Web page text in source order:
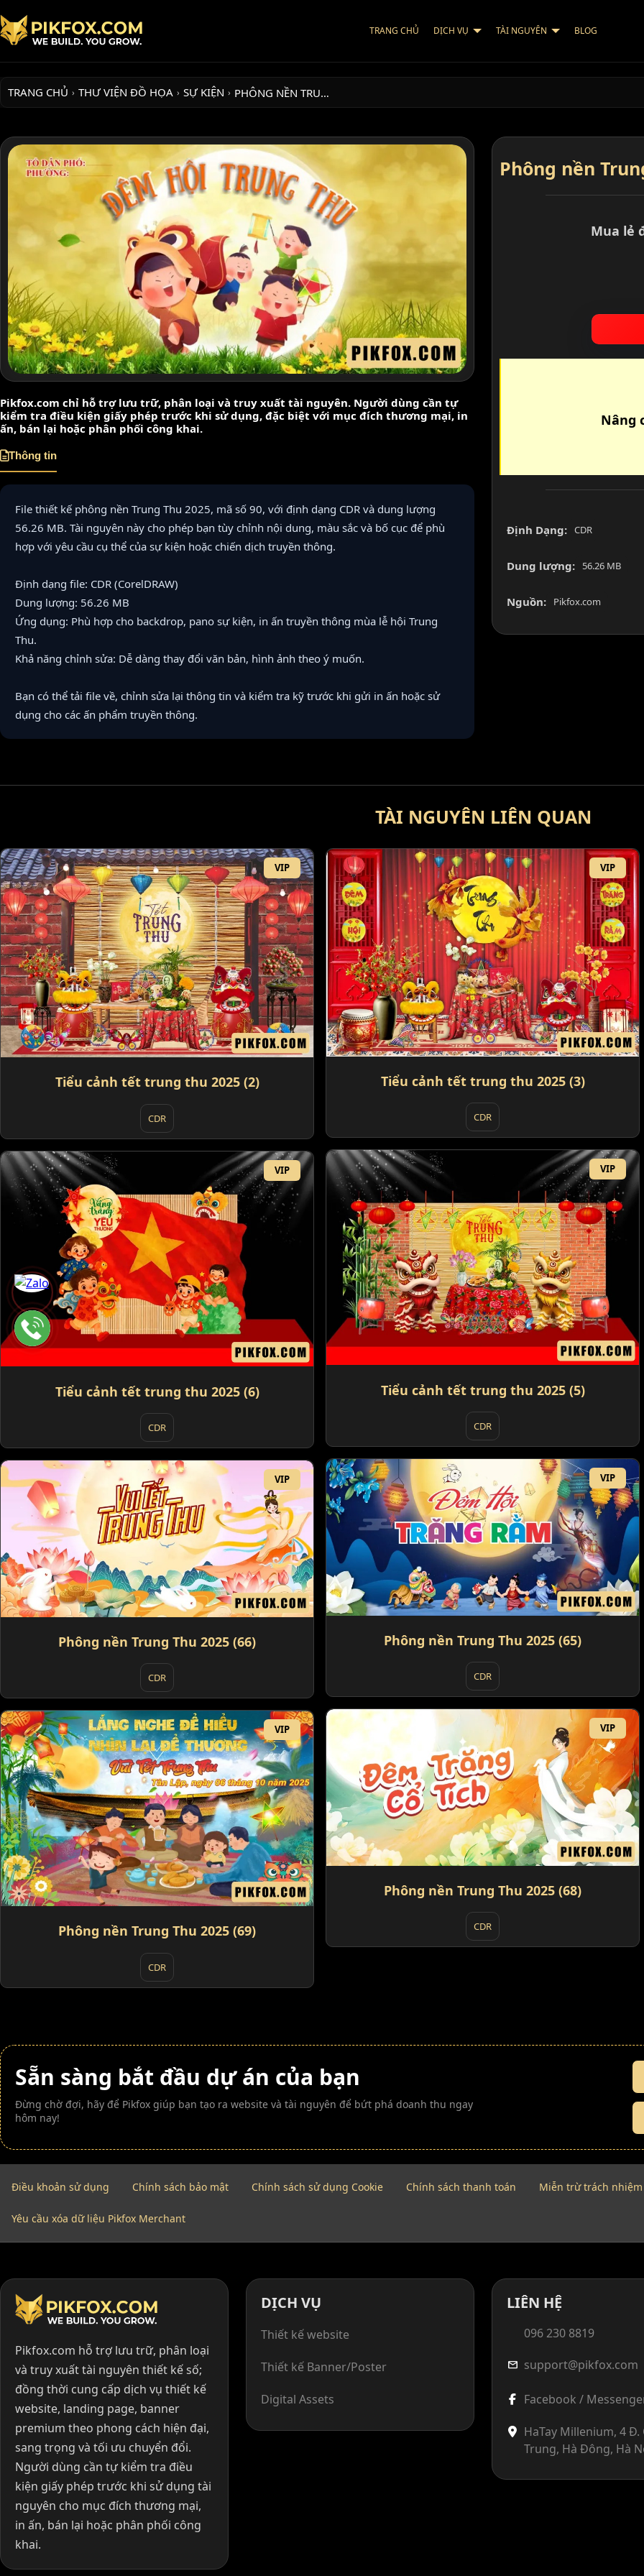
TRANG CHỦ DỊCH VỤ TÀI NGUYÊN BLOG
TRANG CHỦ › THƯ VIỆN ĐỒ HỌA › SỰ KIỆN › PHÔNG NỀN TRU…
Pikfox.com chỉ hỗ trợ lưu trữ, phân loại và truy xuất tài nguyên. Người dùng cần tự
kiểm tra điều kiện giấy phép trước khi sử dụng, đặc biệt với mục đích thương mại, in
ấn, bán lại hoặc phân phối công khai.
Thông tin
File thiết kế phông nền Trung Thu 2025, mã số 90, với định dạng CDR và dung lượng
56.26 MB. Tài nguyên này cho phép bạn tùy chỉnh nội dung, màu sắc và bố cục để phù
hợp với yêu cầu cụ thể của sự kiện hoặc chiến dịch truyền thông.
Định dạng file: CDR (CorelDRAW)
Dung lượng: 56.26 MB
Ứng dụng: Phù hợp cho backdrop, pano sự kiện, in ấn truyền thông mùa lễ hội Trung
Thu.
Khả năng chỉnh sửa: Dễ dàng thay đổi văn bản, hình ảnh theo ý muốn.
Bạn có thể tải file về, chỉnh sửa lại thông tin và kiểm tra kỹ trước khi gửi in ấn hoặc sử
dụng cho các ấn phẩm truyền thông.
Phông nền
Mua lẻ
Nâng
Định Dạng: CDR
Dung lượng: 56.26 MB
Nguồn: Pikfox.com
TÀI NGUYÊN LIÊN QUAN
VIP
Tiểu cảnh tết trung thu 2025 (2)
CDR
VIP
Tiểu cảnh tết trung thu 2025 (3)
CDR
VIP
Tiểu cảnh tết trung thu 2025 (5)
CDR
VIP
Tiểu cảnh tết trung thu 2025 (6)
CDR
VIP
Phông nền Trung Thu 2025 (65)
CDR
VIP
Phông nền Trung Thu 2025 (66)
CDR
VIP
Phông nền Trung Thu 2025 (68)
CDR
VIP
Phông nền Trung Thu 2025 (69)
CDR
Sẵn sàng bắt đầu dự án của bạn
Đừng chờ đợi, hãy để Pikfox giúp bạn tạo ra website và tài nguyên để bứt phá doanh thu ngay
hôm nay!
Điều khoản sử dụng Chính sách bảo mật Chính sách sử dụng Cookie Chính sách thanh toán Miễn trừ trách nhiệm
Yêu cầu xóa dữ liệu Pikfox Merchant
Pikfox.com hỗ trợ lưu trữ, phân loại
và truy xuất tài nguyên thiết kế số;
đồng thời cung cấp dịch vụ thiết kế
website, landing page, banner
premium theo phong cách hiện đại,
sang trọng và tối ưu chuyển đổi.
Người dùng cần tự kiểm tra điều
kiện giấy phép trước khi sử dụng tài
nguyên cho mục đích thương mại,
in ấn, bán lại hoặc phân phối công
khai.
DỊCH VỤ
Thiết kế website
Thiết kế Banner/Poster
Digital Assets
LIÊN HỆ
096 230 8819
mail support@pikfox.com
Facebook /
HaTay Millenium, 4
Trung, Hà Đông, Hà